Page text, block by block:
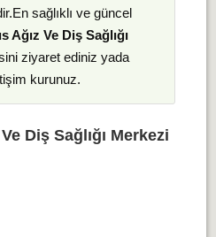
sağlıklı ve güncel
Ağız Ve Diş Sağlığı
ziyaret ediniz yada
kurunuz.
Diş Sağlığı Merkezi